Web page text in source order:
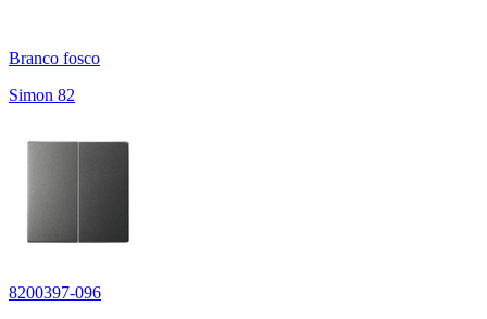
Branco fosco
Simon 82
8200397-096